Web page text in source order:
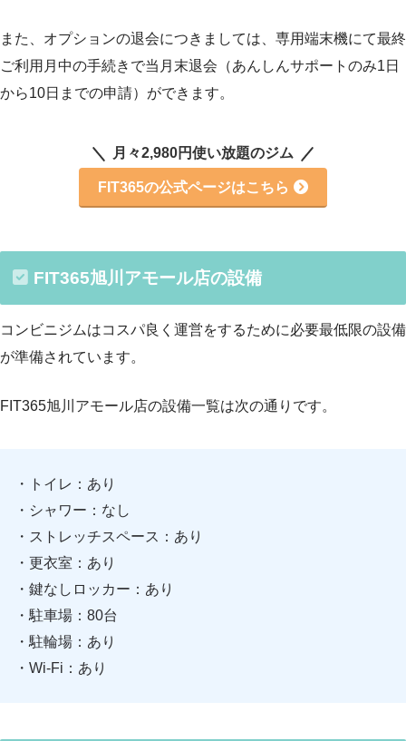
また、オプションの退会につきましては、専用端末機にて最終
ご利用月中の手続きで当月末退会（あんしんサポートのみ1日
から10日までの申請）ができます。
月々2,980円使い放題のジム
FIT365の公式ページはこちら
FIT365旭川アモール店の設備
コンビニジムはコスパ良く運営をするために必要最低限の設備
が準備されています。
FIT365旭川アモール店の設備一覧は次の通りです。
・トイレ：あり
・シャワー：なし
・ストレッチスペース：あり
・更衣室：あり
・鍵なしロッカー：あり
・駐車場：80台
・駐輪場：あり
・Wi-Fi：あり